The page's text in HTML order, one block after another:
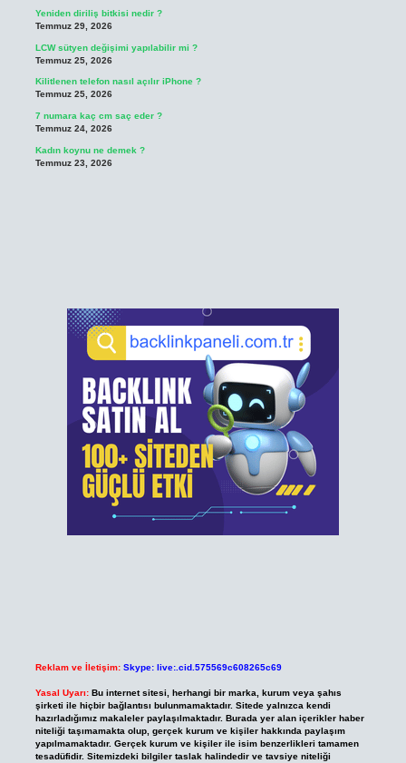
Yeniden diriliş bitkisi nedir ?
Temmuz 29, 2026
LCW sütyen değişimi yapılabilir mi ?
Temmuz 25, 2026
Kilitlenen telefon nasıl açılır iPhone ?
Temmuz 25, 2026
7 numara kaç cm saç eder ?
Temmuz 24, 2026
Kadın koynu ne demek ?
Temmuz 23, 2026
Reklam ve İletişim: Skype: live:.cid.575569c608265c69
Yasal Uyarı: Bu internet sitesi, herhangi bir marka, kurum veya şahıs
şirketi ile hiçbir bağlantısı bulunmamaktadır. Sitede yalnızca kendi
hazırladığımız makaleler paylaşılmaktadır. Burada yer alan içerikler haber
niteliği taşımamakta olup, gerçek kurum ve kişiler hakkında paylaşım
yapılmamaktadır. Gerçek kurum ve kişiler ile isim benzerlikleri tamamen
tesadüfidir. Sitemizdeki bilgiler taslak halindedir ve tavsiye niteliği